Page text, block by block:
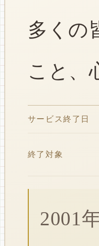
多くの
こと、
サービス終了日
終了対象
2001